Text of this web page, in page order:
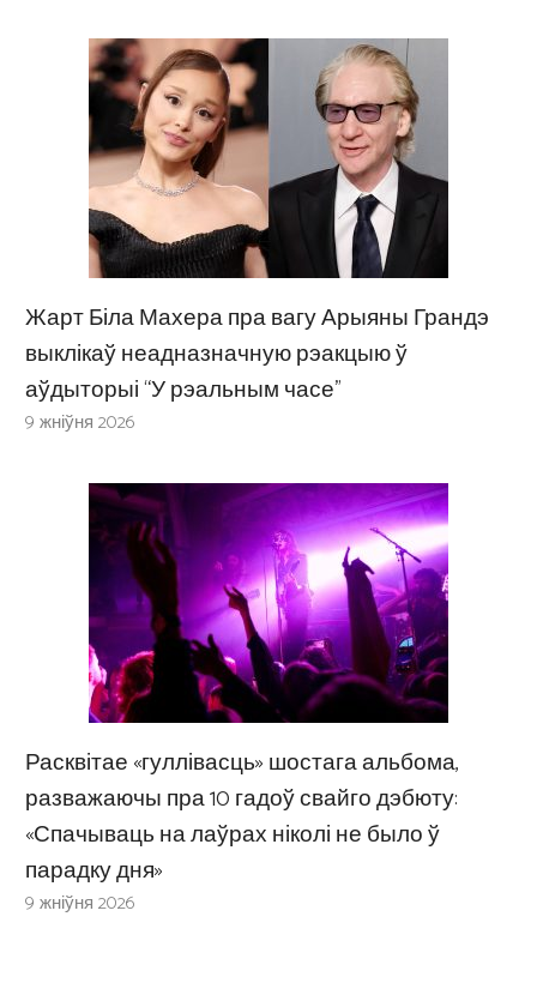
Жарт Біла Махера пра вагу Арыяны Грандэ
выклікаў неадназначную рэакцыю ў
аўдыторыі “У рэальным часе”
9 жніўня 2026
Расквітае «гуллівасць» шостага альбома,
разважаючы пра 10 гадоў свайго дэбюту:
«Спачываць на лаўрах ніколі не было ў
парадку дня»
9 жніўня 2026